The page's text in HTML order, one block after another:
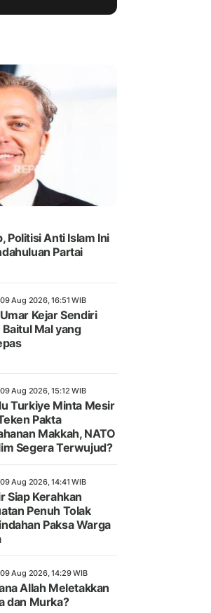
Politisi Anti Islam Ini
Partai
Aug 2026, 16:51 WIB
Kejar Sendiri
Baitul Mal yang
Aug 2026, 15:12 WIB
Turkiye Minta Mesir
Pakta
Makkah, NATO
Segera Terwujud?
Aug 2026, 14:41 WIB
Siap Kerahkan
Penuh Tolak
Paksa Warga
Aug 2026, 14:29 WIB
Allah Meletakkan
dan Murka?